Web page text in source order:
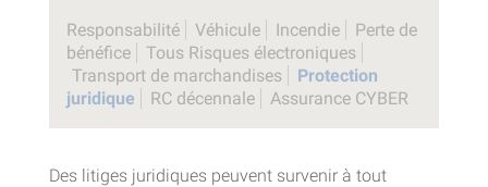
Responsabilité Véhicule Incendie
Perte de
bénéfice
Tous Risques électroniques
Transport de marchandises
Protection
juridique
RC décennale Assurance CYBER
Des litiges juridiques peuvent survenir à tout